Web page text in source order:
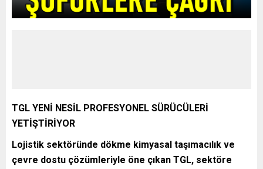
TGL YENİ NESİL PROFESYONEL SÜRÜCÜLERİ
YETİŞTİRİYOR
Lojistik sektöründe dökme kimyasal taşımacılık ve
çevre dostu çözümleriyle öne çıkan TGL, sektöre